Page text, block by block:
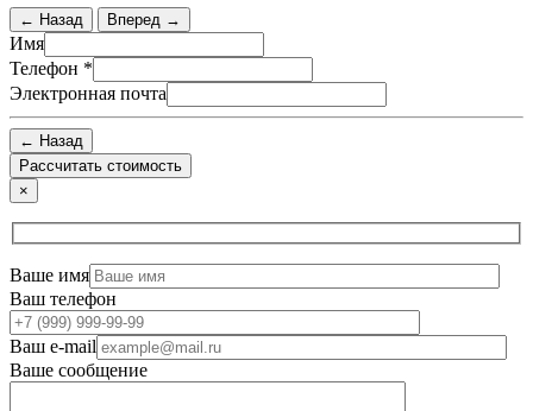
← Назад Вперед →
Имя
Телефон *
Электронная почта
← Назад
×
Ваше имя
Ваш телефон
Ваш e-mail
Ваше сообщение